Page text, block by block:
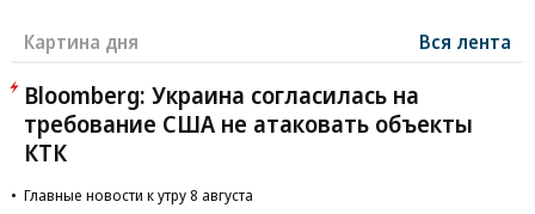
Картина дня Вся лента
Bloomberg: Украина согласилась на
требование США не атаковать объекты
КТК
Главные новости к утру 8 августа